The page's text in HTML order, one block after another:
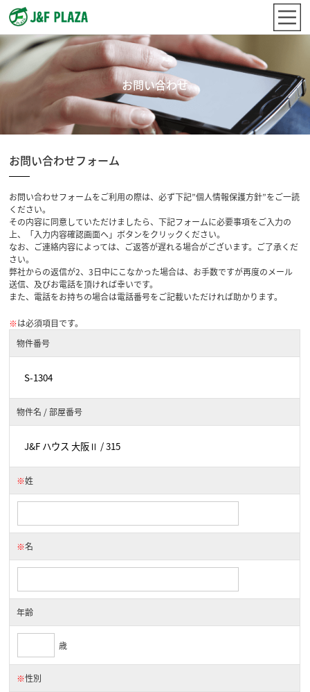
お問い合わせ
お問い合わせフォーム
お問い合わせフォームをご利用の際は、必ず下記”個人情報保護方針”をご一読
ください。
その内容に同意していただけましたら、下記フォームに必要事項をご入力の
上、「入力内容確認画面へ」ボタンをクリックください。
なお、ご連絡内容によっては、ご返答が遅れる場合がございます。ご了承くだ
さい。
弊社からの返信が2、3日中にこなかった場合は、お手数ですが再度のメール
送信、及びお電話を頂ければ幸いです。
また、電話をお持ちの場合は電話番号をご記載いただければ助かります。
※は必須項目です。
物件番号
物件名 / 部屋番号
※姓
※名
年齢
歳
※性別